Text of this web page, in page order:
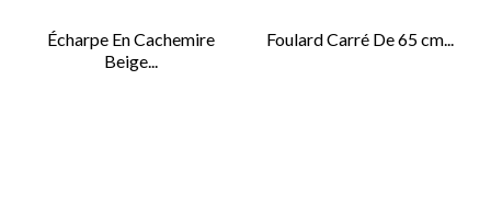
Écharpe En Cachemire
Beige...
Foulard Carré De 65 cm...